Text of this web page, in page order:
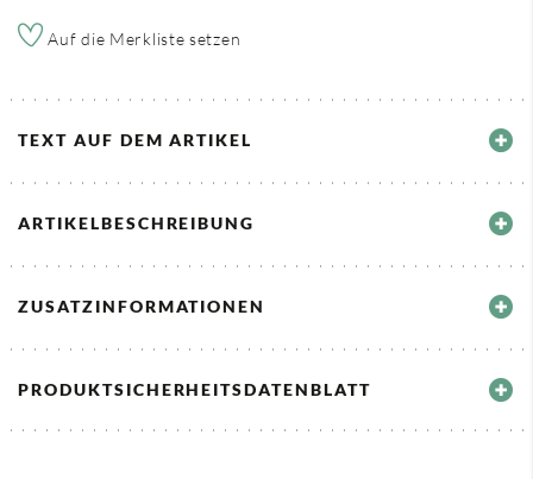
Auf die Merkliste setzen
TEXT AUF DEM ARTIKEL
ARTIKELBESCHREIBUNG
ZUSATZINFORMATIONEN
PRODUKTSICHERHEITSDATENBLATT